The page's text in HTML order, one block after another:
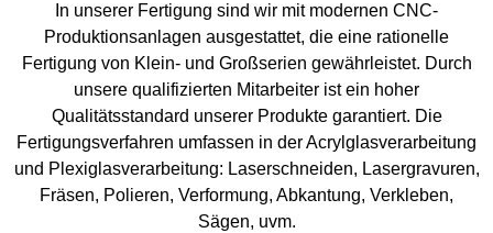
In unserer Fertigung sind wir mit modernen CNC-
Produktionsanlagen ausgestattet, die eine rationelle
Fertigung von Klein- und Großserien gewährleistet. Durch
unsere qualifizierten Mitarbeiter ist ein hoher
Qualitätsstandard unserer Produkte garantiert. Die
Fertigungsverfahren umfassen in der Acrylglasverarbeitung
und Plexiglasverarbeitung: Laserschneiden, Lasergravuren,
Fräsen, Polieren, Verformung, Abkantung, Verkleben,
Sägen, uvm.